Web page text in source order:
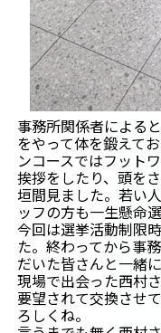
事務所関係者による
をやって体を鍛えて
ンコースではフット
挨拶をしたり、頭を
垣間見ました。若い
ッフの方も一生懸命
今回は選挙活動制限
た。終わってから事
だいた皆さんと一緒
現場で出会った西村
要望されて交換させ
ろしくね。